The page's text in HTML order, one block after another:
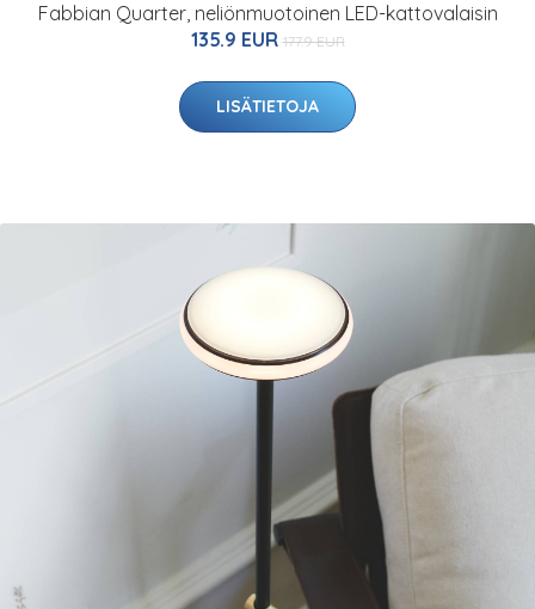
Fabbian Quarter, neliönmuotoinen LED-kattovalaisin
135.9 EUR 177.9 EUR
LISÄTIETOJA